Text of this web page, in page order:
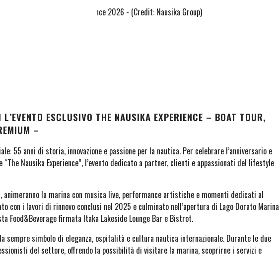
The Nausika Experience 2026 - (Credit: Nausika Group)
ESCLUSIVO THE NAUSIKA EXPERIENCE – BOAT TOUR,
–
55 anni di storia, innovazione e passione per la nautica. Per celebrare l’anniversario e
Nausika Experience”, l’evento dedicato a partner, clienti e appassionati del lifestyle
animeranno la marina con musica live, performance artistiche e momenti dedicati al
con i lavori di rinnovo conclusi nel 2025 e culminato nell’apertura di Lago Dorato Marina
Food&Beverage firmata Itaka Lakeside Lounge Bar e Bistrot.
sempre simbolo di eleganza, ospitalità e cultura nautica internazionale. Durante le due
del settore, offrendo la possibilità di visitare la marina, scoprirne i servizi e